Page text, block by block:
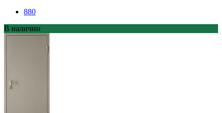
880
В наличии